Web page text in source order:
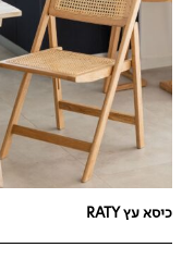
כיסא עץ RATY